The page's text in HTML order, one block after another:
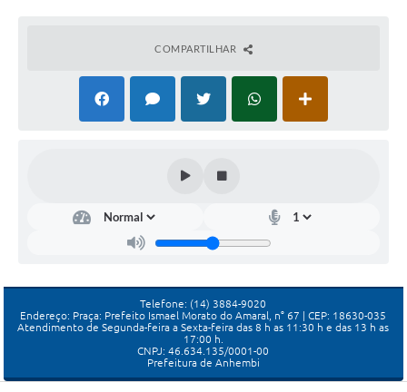
COMPARTILHAR
Telefone: (14) 3884-9020
Endereço: Praça: Prefeito Ismael Morato do Amaral, n° 67 | CEP: 18630-035
Atendimento de Segunda-feira a Sexta-feira das 8 h as 11:30 h e das 13 h as
17:00 h.
CNPJ: 46.634.135/0001-00
Prefeitura de Anhembi